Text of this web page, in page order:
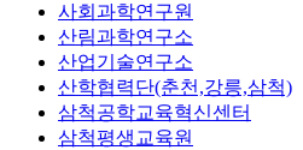
사회과학연구원
산림과학연구소
산업기술연구소
산학협력단(춘천,강릉,삼척)
삼척공학교육혁신센터
삼척평생교육원